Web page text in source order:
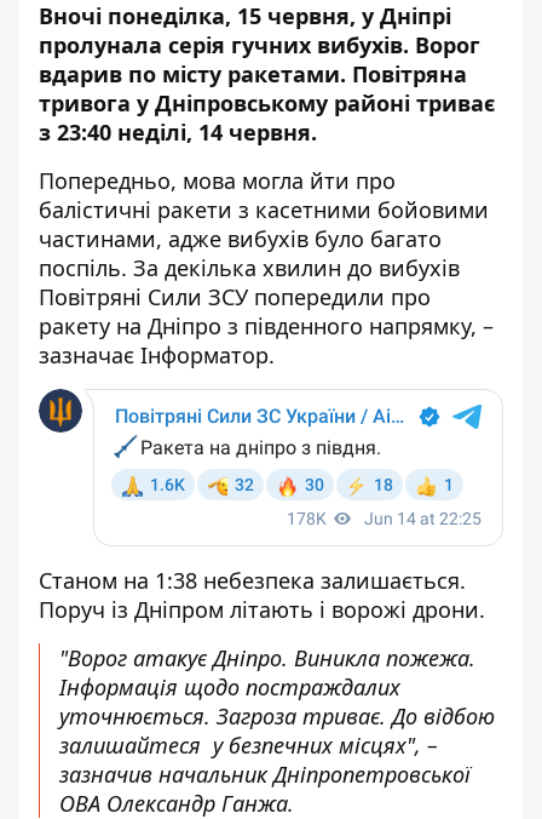
Вночі понеділка, 15 червня, у Дніпрі
пролунала серія гучних вибухів. Ворог
вдарив по місту ракетами. Повітряна
тривога у Дніпровському районі триває
з 23:40 неділі, 14 червня.
Попередньо, мова могла йти про
балістичні ракети з касетними бойовими
частинами, адже вибухів було багато
поспіль. За декілька хвилин до вибухів
Повітряні Сили ЗСУ попередили про
ракету на Дніпро з південного напрямку, –
зазначає Інформатор.
Станом на 1:38 небезпека залишається.
Поруч із Дніпром літають і ворожі дрони.
"Ворог атакує Дніпро. Виникла пожежа.
Інформація щодо постраждалих
уточнюється. Загроза триває. До відбою
залишайтеся у безпечних місцях", –
зазначив начальник Дніпропетровської
ОВА Олександр Ганжа.